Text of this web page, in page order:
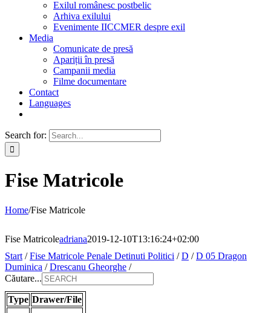
Exilul românesc postbelic
Arhiva exilului
Evenimente IICCMER despre exil
Media
Comunicate de presă
Apariții în presă
Campanii media
Filme documentare
Contact
Languages
Search for:
Fise Matricole
Home/Fise Matricole
Fise Matricoleadriana2019-12-10T13:16:24+02:00
Start /Fise Matricole Penale Detinuti Politici /D /D 05 Dragon
Duminica /Drescanu Gheorghe /
Căutare...
Type Drawer/File